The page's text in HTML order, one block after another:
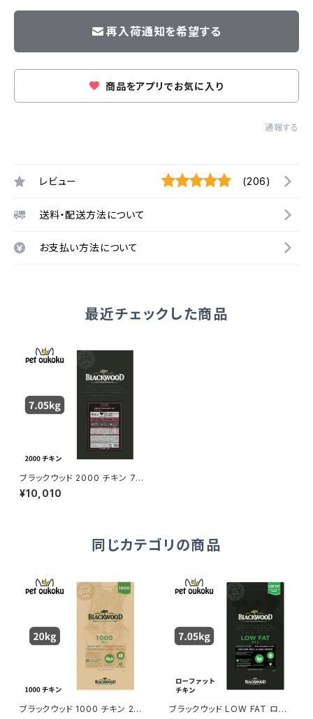
再入荷通知を希望する
商品をアプリでお気に入り
通報する
レビュー (206)
送料・配送方法について
お支払い方法について
最近チェックした商品
ブラックウッド 2000 チキン 7.0
5kg BLACKWOOD 4562210
501242
¥10,010
同じカテゴリの商品
ブラックウッド 1000 チキン 20
ブラックウッド LOW FAT ロー